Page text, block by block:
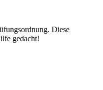
Diese
gedacht!